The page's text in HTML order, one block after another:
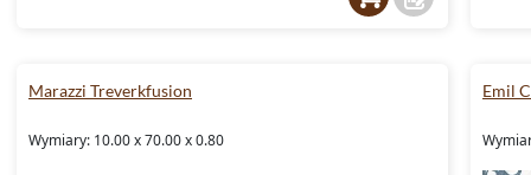
Marazzi Treverkfusion
Wymiary: 10.00 x 70.00 x 0.80
Emil